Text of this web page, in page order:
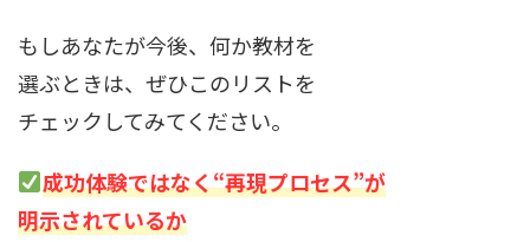
もしあなたが今後、何か教材を
選ぶときは、ぜひこのリストを
チェックしてみてください。
成功体験ではなく“再現プロセス”が
明示されているか